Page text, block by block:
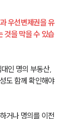
우선변제권을 유
것을 막을 수 있습
인 명의 부동산,
도 함께 확인해야
거나 명의를 이전